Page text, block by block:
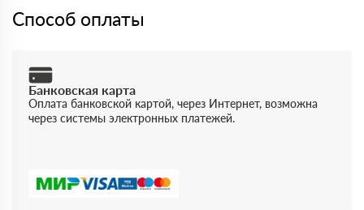
Способ оплаты
Банковская карта
Оплата банковской картой, через Интернет, возможна
через системы электронных платежей.